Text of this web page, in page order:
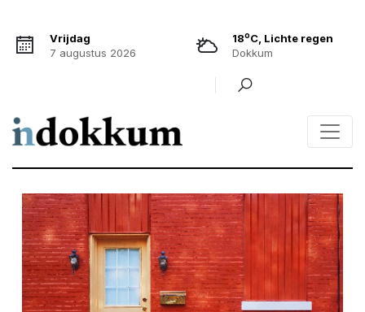
Vrijdag
7 augustus 2026
18oC, Lichte regen
Dokkum